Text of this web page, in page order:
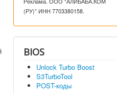
(РУ)” ИНН 7703380158.
BIOS
Unlock Turbo Boost
S3TurboTool
POST-коды